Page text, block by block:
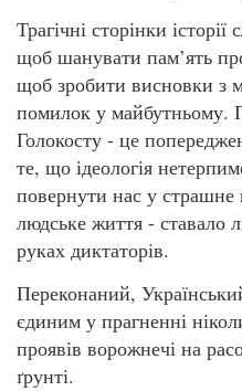
Трагічні сторінки
щоб шанувати пам’ять
щоб зробити висновки з
помилок у майбутньому.
Голокосту - це
те, що ідеологія
повернути нас у
людське життя -
руках диктаторів.
Переконаний,
єдиним у прагненні
проявів ворожнечі на
ґрунті.